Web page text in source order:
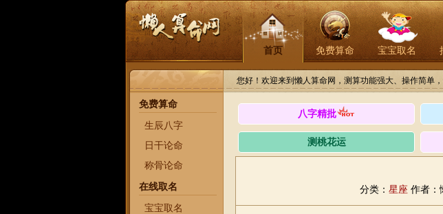
首页 免费算命 宝宝取名
您好！欢迎来到懒人算命网，测算功能强大、操作简单
免费算命
生辰八字
日干论命
称骨论命
在线取名
宝宝取名
八字精批
测桃花运
分类： 星座 作者：